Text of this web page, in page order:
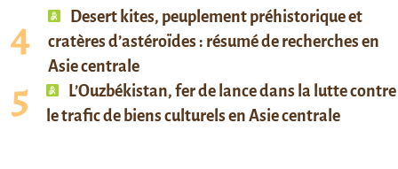
Desert kites, peuplement préhistorique et
cratères d’astéroïdes : résumé de recherches en
Asie centrale
L’Ouzbékistan, fer de lance dans la lutte contre
le trafic de biens culturels en Asie centrale